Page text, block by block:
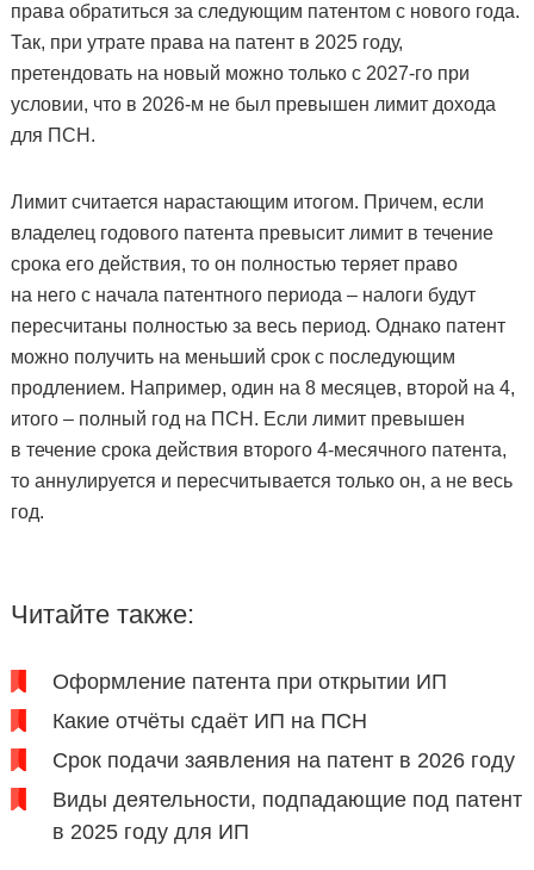
права обратиться за следующим патентом с нового года.
Так, при утрате права на патент в 2025 году,
претендовать на новый можно только с 2027-го при
условии, что в 2026-м не был превышен лимит дохода
для ПСН.
Лимит считается нарастающим итогом. Причем, если
владелец годового патента превысит лимит в течение
срока его действия, то он полностью теряет право
на него с начала патентного периода – налоги будут
пересчитаны полностью за весь период. Однако патент
можно получить на меньший срок с последующим
продлением. Например, один на 8 месяцев, второй на 4,
итого – полный год на ПСН. Если лимит превышен
в течение срока действия второго 4-месячного патента,
то аннулируется и пересчитывается только он, а не весь
год.
Читайте также:
Оформление патента при открытии ИП
Какие отчёты сдаёт ИП на ПСН
Срок подачи заявления на патент в 2026 году
Виды деятельности, подпадающие под патент
в 2025 году для ИП